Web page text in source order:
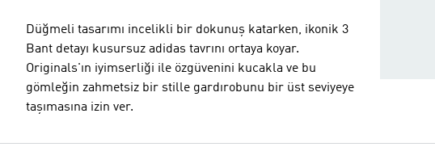
Düğmeli tasarımı incelikli bir dokunuş katarken, ikonik 3
Bant detayı kusursuz adidas tavrını ortaya koyar.
Originals'ın iyimserliği ile özgüvenini kucakla ve bu
gömleğin zahmetsiz bir stille gardırobunu bir üst seviyeye
taşımasına izin ver.